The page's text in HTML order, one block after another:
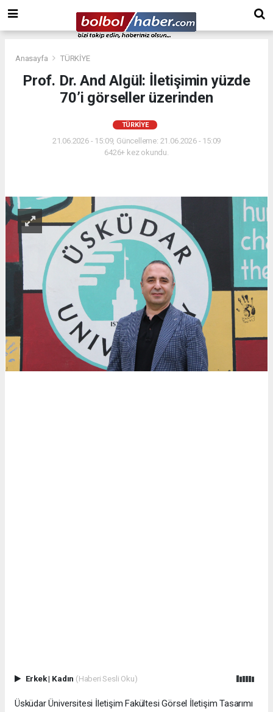
Anasayfa TÜRKİYE
Prof. Dr. And Algül: İletişimin yüzde
70’i görseller üzerinden
TÜRKİYE
21.06.2026 - 15:09, Güncelleme: 21.06.2026 - 15:09
6426+ kez okundu.
Erkek| Kadın (Haberi Sesli Oku)
Üsküdar Üniversitesi İletişim Fakültesi Görsel İletişim Tasarımı